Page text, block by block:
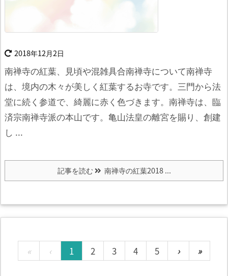
2018年12月2日
南禅寺の紅葉、見頃や混雑具合南禅寺について南禅寺
は、境内の木々が美しく紅葉するお寺です。 三門から法
堂に続く参道で、綺麗に赤く色づきます。 南禅寺は、臨
済宗南禅寺派の本山です。 亀山法皇の離宮を賜り、創建
し ...
記事を読む 南禅寺の紅葉2018 ...
« ‹ 1 2 3 4 5 › »